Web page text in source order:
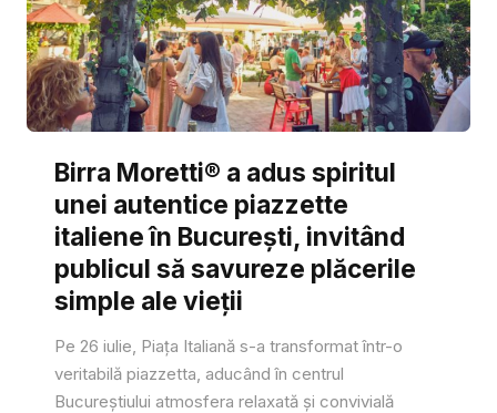
Birra Moretti® a adus spiritul
unei autentice piazzette
italiene în București, invitând
publicul să savureze plăcerile
simple ale vieții
Pe 26 iulie, Piața Italiană s-a transformat într-o
veritabilă piazzetta, aducând în centrul
Bucureștiului atmosfera relaxată și convivială